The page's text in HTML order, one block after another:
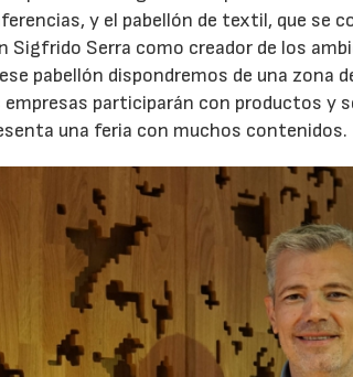
y el pabellón de textil, que se
Sigfrido Serra como creador de los
pabellón dispondremos de una zona
participarán con productos y
una feria con muchos contenidos.